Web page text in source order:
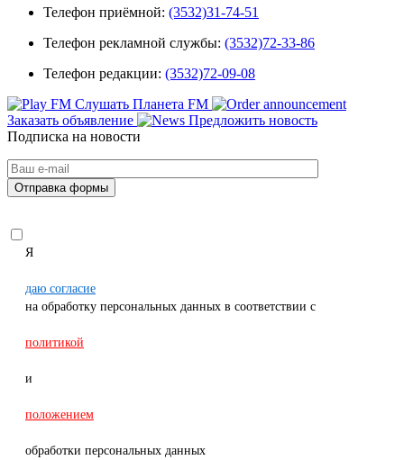
Телефон приёмной: (3532)31-74-51
Телефон рекламной службы: (3532)72-33-86
Телефон редакции: (3532)72-09-08
Слушать Планета FM
Заказать объявление
Предложить новость
Подписка на новости
Я
даю согласие
на обработку персональных данных в соответствии с
политикой
и
положением
обработки персональных данных